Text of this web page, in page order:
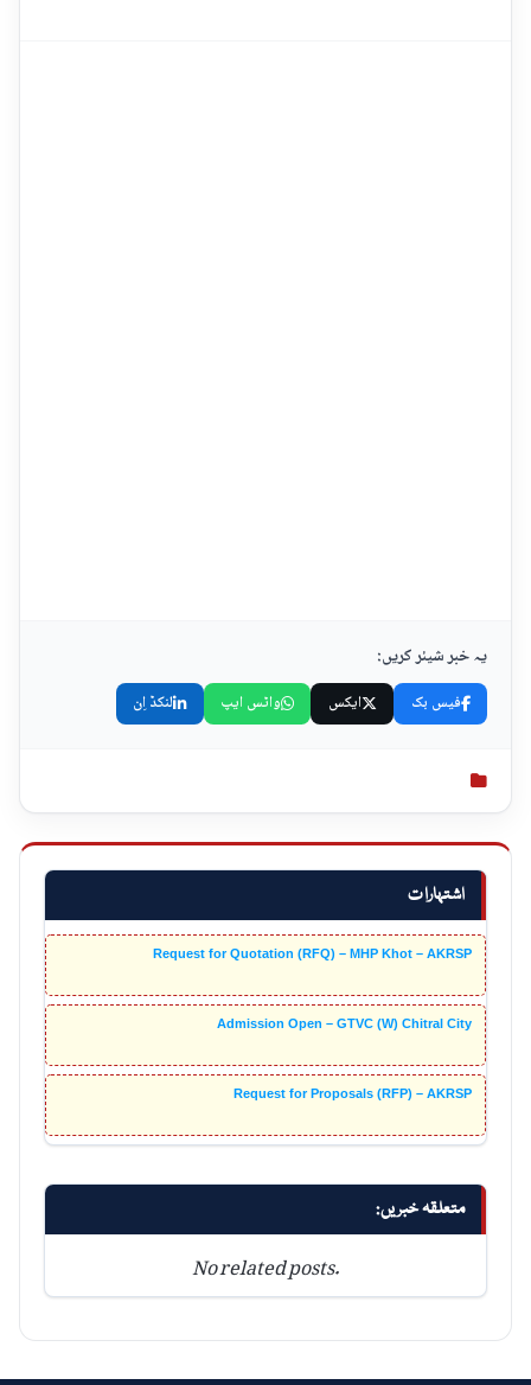
اشتہارات
Request for Quotation (RFQ) – MHP Khot – AKRSP
Admission Open – GTVC (W) Chitral City
Request for Proposals (RFP) – AKRSP
متعلقہ خبریں:
No related posts.
یہ خبر شیئر کریں:
فیس بک ایکس واٹس ایپ لنکڈ اِن